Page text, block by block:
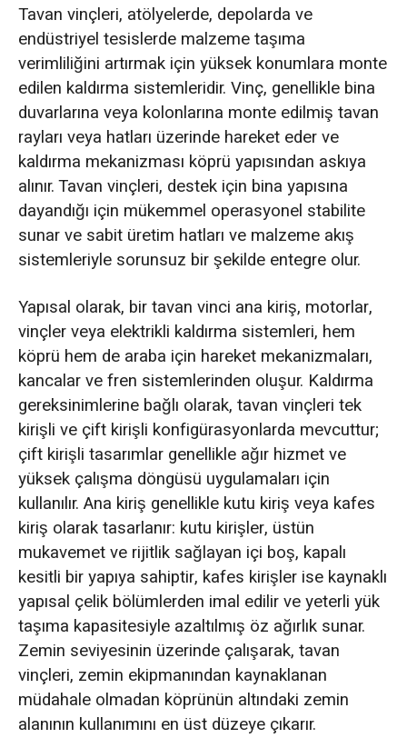
Tavan vinçleri, atölyelerde, depolarda ve
endüstriyel tesislerde malzeme taşıma
verimliliğini artırmak için yüksek konumlara monte
edilen kaldırma sistemleridir. Vinç, genellikle bina
duvarlarına veya kolonlarına monte edilmiş tavan
rayları veya hatları üzerinde hareket eder ve
kaldırma mekanizması köprü yapısından askıya
alınır. Tavan vinçleri, destek için bina yapısına
dayandığı için mükemmel operasyonel stabilite
sunar ve sabit üretim hatları ve malzeme akış
sistemleriyle sorunsuz bir şekilde entegre olur.
Yapısal olarak, bir tavan vinci ana kiriş, motorlar,
vinçler veya elektrikli kaldırma sistemleri, hem
köprü hem de araba için hareket mekanizmaları,
kancalar ve fren sistemlerinden oluşur. Kaldırma
gereksinimlerine bağlı olarak, tavan vinçleri tek
kirişli ve çift kirişli konfigürasyonlarda mevcuttur;
çift kirişli tasarımlar genellikle ağır hizmet ve
yüksek çalışma döngüsü uygulamaları için
kullanılır. Ana kiriş genellikle kutu kiriş veya kafes
kiriş olarak tasarlanır: kutu kirişler, üstün
mukavemet ve rijitlik sağlayan içi boş, kapalı
kesitli bir yapıya sahiptir, kafes kirişler ise kaynaklı
yapısal çelik bölümlerden imal edilir ve yeterli yük
taşıma kapasitesiyle azaltılmış öz ağırlık sunar.
Zemin seviyesinin üzerinde çalışarak, tavan
vinçleri, zemin ekipmanından kaynaklanan
müdahale olmadan köprünün altındaki zemin
alanının kullanımını en üst düzeye çıkarır.